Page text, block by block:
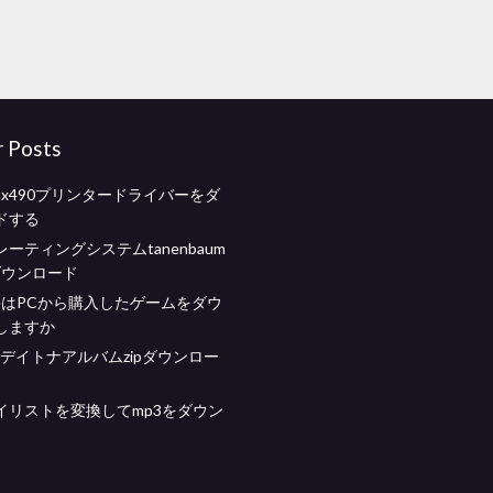
Posts
プリンタードライバーをダ
する
ーティングシステムtanenbaum
ンロード
PCから購入したゲームをダウ
ますか
イトナアルバムzipダウンロー
リストを変換してmp3をダウン